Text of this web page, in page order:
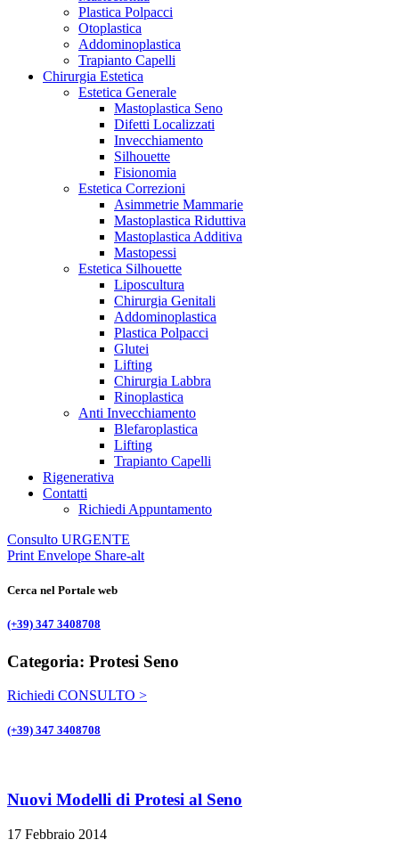
Plastica Polpacci
Otoplastica
Addominoplastica
Trapianto Capelli
Chirurgia Estetica
Estetica Generale
Mastoplastica Seno
Difetti Localizzati
Invecchiamento
Silhouette
Fisionomia
Estetica Correzioni
Asimmetrie Mammarie
Mastoplastica Riduttiva
Mastoplastica Additiva
Mastopessi
Estetica Silhouette
Liposcultura
Chirurgia Genitali
Addominoplastica
Plastica Polpacci
Glutei
Lifting
Chirurgia Labbra
Rinoplastica
Anti Invecchiamento
Blefaroplastica
Lifting
Trapianto Capelli
Rigenerativa
Contatti
Richiedi Appuntamento
Consulto URGENTE
Print Envelope Share-alt
Cerca nel Portale web
(+39) 347 3408708
Categoria: Protesi Seno
Richiedi CONSULTO >
(+39) 347 3408708
Nuovi Modelli di Protesi al Seno
17 Febbraio 2014